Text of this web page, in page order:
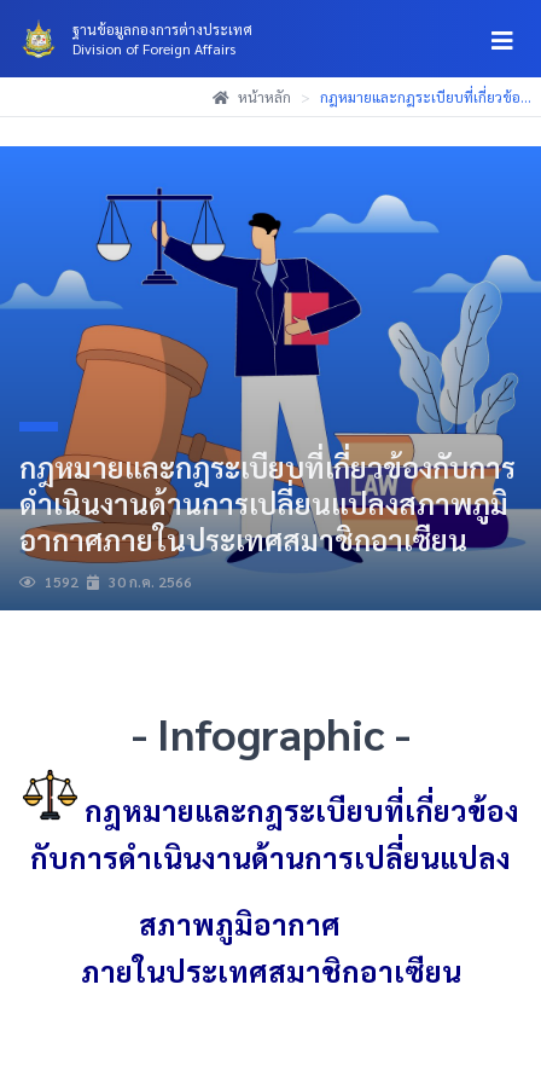
ฐานข้อมูลกองการต่างประเทศ
Division of Foreign Affairs
หน้าหลัก > กฎหมายและกฎระเบียบที่เกี่ยวข้อ...
กฎหมายและกฎระเบียบที่เกี่ยวข้องกับการ
ดำเนินงานด้านการเปลี่ยนแปลงสภาพภูมิ
อากาศภายในประเทศสมาชิกอาเซียน
1592 30 ก.ค. 2566
- Infographic -
กฎหมายและกฎระเบียบที่เกี่ยวข้อง
กับการดำเนินงานด้านการเปลี่ยนแปลง
สภาพภูมิอากาศ
ภายในประเทศสมาชิกอาเซียน
(Esc)
สมัครสมาชิก
การสมัครสมาชิกเรียบร้อยแล้ว
Login
(Esc)
บันทึกสำเร็จ
การบันทึกของคุณเรียบร้อยเเล้ว
(Esc)